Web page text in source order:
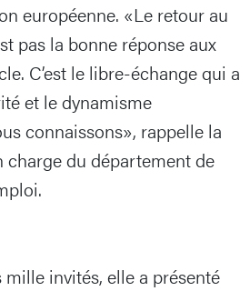
européenne. «Le retour au
pas la bonne réponse aux
C’est le libre-échange qui a
et le dynamisme
connaissons», rappelle la
charge du département de
invités, elle a présenté